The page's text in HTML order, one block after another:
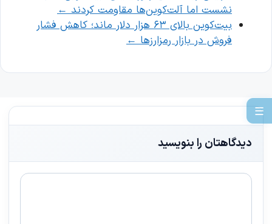
☰
نشست اما آلت‌کوین‌ها مقاومت کردند ←
بیت‌کوین بالای ۶۳ هزار دلار ماند؛ کاهش فشار
فروش در بازار رمزارزها ←
دیدگاهتان را بنویسید
دیدگاه